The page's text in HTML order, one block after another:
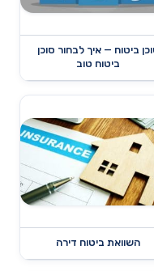
ביטוח — איך לבחור סוכן
ביטוח טוב
השוואת ביטוח דירה